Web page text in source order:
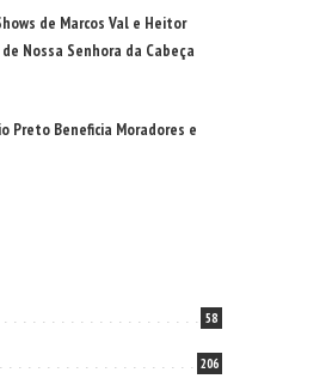
de Marcos Val e Heitor
Nossa Senhora da Cabeça
Preto Beneficia Moradores e
58
206